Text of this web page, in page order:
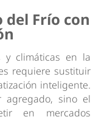
Frío con
y climáticas en la
requiere sustituir
inteligente.
sino el
en mercados